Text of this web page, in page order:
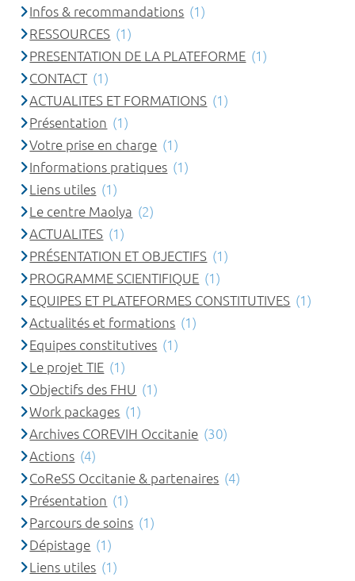
Infos & recommandations (1)
RESSOURCES (1)
PRESENTATION DE LA PLATEFORME (1)
CONTACT (1)
ACTUALITES ET FORMATIONS (1)
Présentation (1)
Votre prise en charge (1)
Informations pratiques (1)
Liens utiles (1)
Le centre Maolya (2)
ACTUALITES (1)
PRÉSENTATION ET OBJECTIFS (1)
PROGRAMME SCIENTIFIQUE (1)
EQUIPES ET PLATEFORMES CONSTITUTIVES (1)
Actualités et formations (1)
Equipes constitutives (1)
Le projet TIE (1)
Objectifs des FHU (1)
Work packages (1)
Archives COREVIH Occitanie (30)
Actions (4)
CoReSS Occitanie & partenaires (4)
Présentation (1)
Parcours de soins (1)
Dépistage (1)
Liens utiles (1)